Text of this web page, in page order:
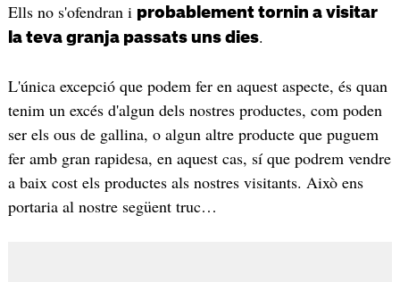
Ells no s'ofendran i probablement tornin a visitar
la teva granja passats uns dies.
L'única excepció que podem fer en aquest aspecte, és quan
tenim un excés d'algun dels nostres productes, com poden
ser els ous de gallina, o algun altre producte que puguem
fer amb gran rapidesa, en aquest cas, sí que podrem vendre
a baix cost els productes als nostres visitants. Això ens
portaria al nostre següent truc…